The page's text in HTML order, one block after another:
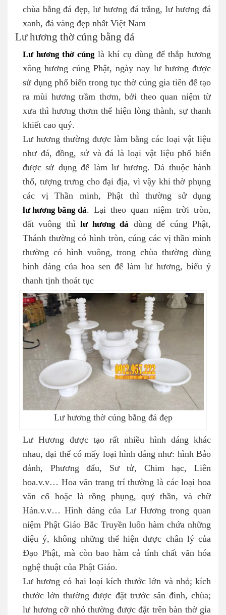
chùa bằng đá đẹp, lư hương đá trắng, lư hương đá
xanh, đá vàng đẹp nhất Việt Nam
Lư hương thờ cúng bằng đá
Lư hương thờ cúng là khí cụ dùng để thắp hương
xông hương cúng Phật, ngày nay lư hương được
sử dụng phổ biến trong tục thờ cúng gia tiên để tạo
ra mùi hương trầm thơm, bởi theo quan niệm từ
xưa thì hương thơm thể hiện lòng thành, sự thanh
khiết cao quý.
Lư hương thường được làm bằng các loại vật liệu
như đá, đồng, sứ và đá là loại vật liệu phổ biến
được sử dụng để làm lư hương. Đá thuộc hành
thổ, tượng trưng cho đại địa, vì vậy khi thờ phụng
các vị Thần minh, Phật thì thường sử dụng
lư hương bằng đá . Lại theo quan niệm trời tròn,
đất vuông thìlư hương đá
dùng để cúng Phật,
Thánh thường có hình tròn, cúng các vị thần minh
thường có hình vuông, trong chùa thường dùng
hình dáng của hoa sen để làm lư hương, biểu ý
thanh tịnh thoát tục
Lư hương thờ cúng bằng đá đẹp
Lư Hương được tạo rất nhiều hình dáng khác
nhau, đại thể có mấy loại hình dáng như: hình Bảo
đảnh, Phương đẩu, Sư tử, Chim hạc, Liên
hoa.v.v… Hoa văn trang trí thường là các loại hoa
văn cổ hoặc là rồng phụng, quỷ thần, và chữ
Hán.v.v… Hình dáng của Lư Hương trong quan
niệm Phật Giáo Bắc Truyền luôn hàm chứa những
diệu ý, không những thể hiện được chân lý của
Đạo Phật, mà còn bao hàm cả tính chất văn hóa
nghệ thuật của Phật Giáo.
Lư hương có hai loại kích thước lớn và nhỏ; kích
thước lớn thường được đặt trước sân đình, chùa;
lư hương cỡ nhỏ thường được đặt trên bàn thờ gia